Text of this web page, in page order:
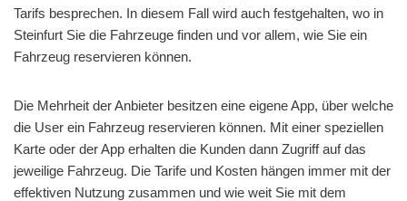
Tarifs besprechen. In diesem Fall wird auch festgehalten, wo in
Steinfurt Sie die Fahrzeuge finden und vor allem, wie Sie ein
Fahrzeug reservieren können.
Die Mehrheit der Anbieter besitzen eine eigene App, über welche
die User ein Fahrzeug reservieren können. Mit einer speziellen
Karte oder der App erhalten die Kunden dann Zugriff auf das
jeweilige Fahrzeug. Die Tarife und Kosten hängen immer mit der
effektiven Nutzung zusammen und wie weit Sie mit dem